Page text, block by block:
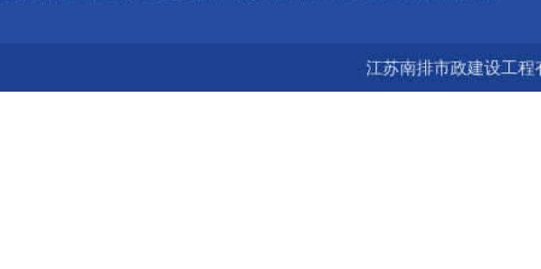
江苏南排市政建设工